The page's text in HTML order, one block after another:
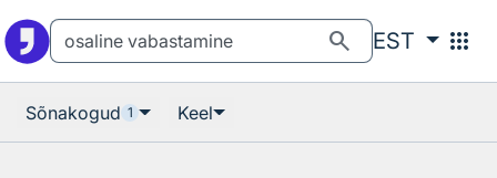
search EST apps
Sõnakogud 1 Keel